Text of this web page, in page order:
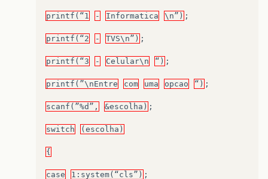
printf(“1 - Informatica \n”) ;
printf(“2 - TVS\n”) ;
printf(“3 - Celular\n “) ;
printf(”\nEntre com uma opcao “) ;
scanf(”%d”, &escolha) ;
switch (escolha)
{
case 1:system(“cls”) ;